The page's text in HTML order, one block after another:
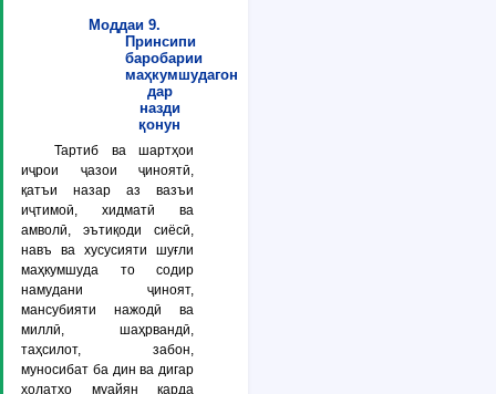
Моддаи 9.
Принсипи
баробарии
маҳкумшудагон
дар
назди
қонун
Тартиб ва шартҳои
иҷрои ҷазои ҷиноятӣ,
қатъи назар аз вазъи
иҷтимоӣ, хидматӣ ва
амволӣ, эътиқоди сиёсӣ,
навъ ва хусусияти шуғли
маҳкумшуда то содир
намудани ҷиноят,
мансубияти нажодӣ ва
миллӣ, шаҳрвандӣ,
таҳсилот, забон,
муносибат ба дин ва дигар
ҳолатҳо муайян карда